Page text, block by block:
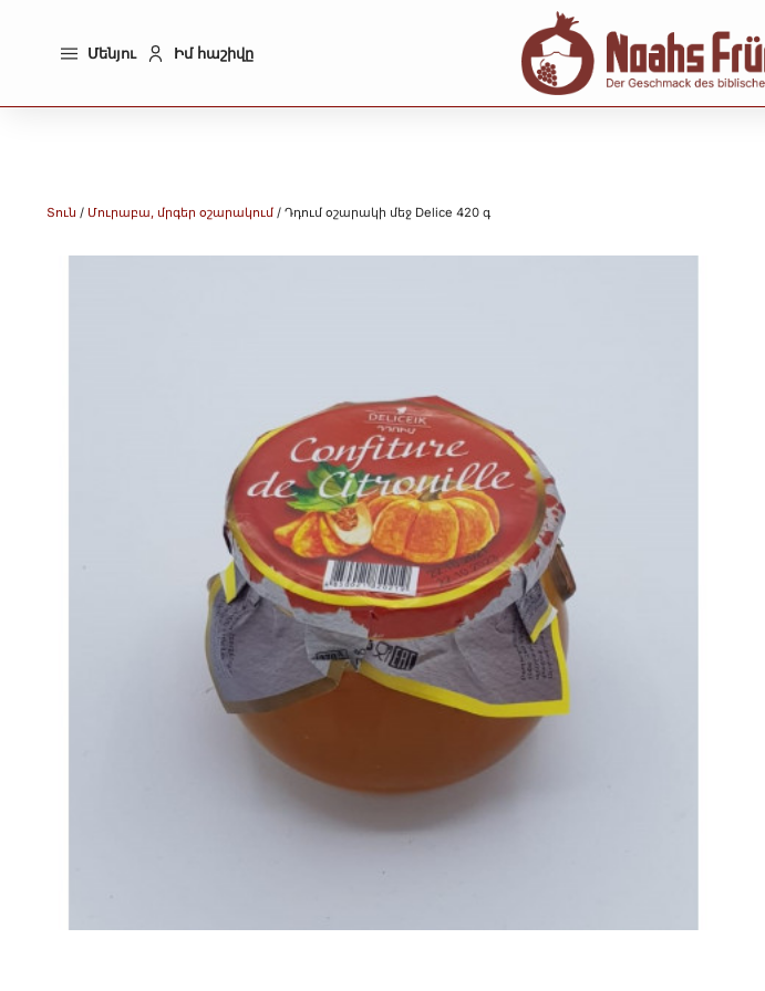
Մենյու Իմ հաշիվը
Տուն / Մուրաբա, մրգեր օշարակում / Դդում օշարակի մեջ Delice 420 գ